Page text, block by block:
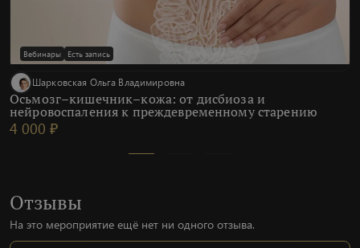
Вебинары Есть запись
Шарковская Ольга Владимировна
Осьмозг–кишечник–кожа: от дисбиоза и
нейровоспаления к преждевременному старению
4 000 ₽
Отзывы
На это мероприятие ещё нет ни одного отзыва.